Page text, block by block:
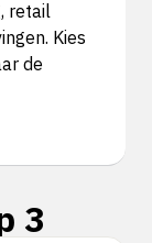
retail
Kies
de
3